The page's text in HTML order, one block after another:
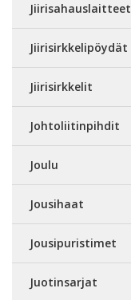
Jiirisahauslaitteet
Jiirisirkkelipöydät
Jiirisirkkelit
Johtoliitinpihdit
Joulu
Jousihaat
Jousipuristimet
Juotinsarjat